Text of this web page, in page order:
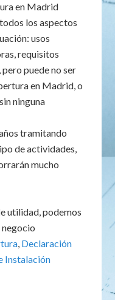
en Madrid
los aspectos
usos
requisitos
puede no ser
en Madrid, o
ninguna
tramitando
de actividades,
mucho
utilidad, podemos
, Declaración
Instalación